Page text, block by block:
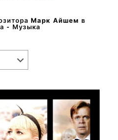
Марк Айшем в
- Музыка